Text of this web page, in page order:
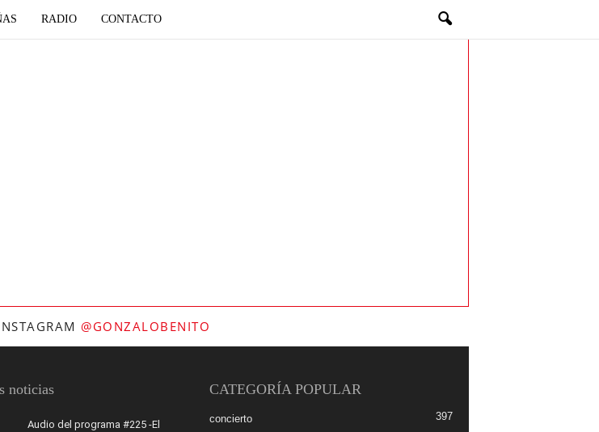
RADIO CONTACTO
@GONZALOBENITO
noticias
Audio del programa #225 -El
CATEGORÍA POPULAR
concierto 397